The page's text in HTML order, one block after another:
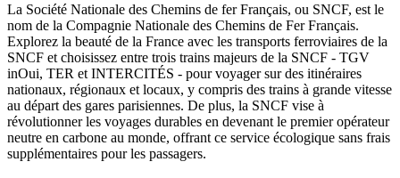
La Société Nationale des Chemins de fer Français, ou SNCF, est le
nom de la Compagnie Nationale des Chemins de Fer Français.
Explorez la beauté de la France avec les transports ferroviaires de la
SNCF et choisissez entre trois trains majeurs de la SNCF - TGV
inOui, TER et INTERCITÉS - pour voyager sur des itinéraires
nationaux, régionaux et locaux, y compris des trains à grande vitesse
au départ des gares parisiennes. De plus, la SNCF vise à
révolutionner les voyages durables en devenant le premier opérateur
neutre en carbone au monde, offrant ce service écologique sans frais
supplémentaires pour les passagers.